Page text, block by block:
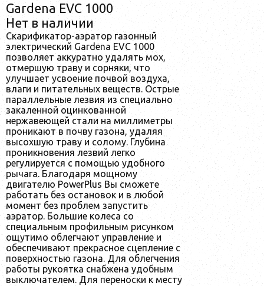
Gardena EVC 1000
Нет в наличии
Скарификатор-аэратор газонный
электрический Gardena EVC 1000
позволяет аккуратно удалять мох,
отмершую траву и сорняки, что
улучшает усвоение почвой воздуха,
влаги и питательных веществ. Острые
параллельные лезвия из специально
закаленной оцинкованной
нержавеющей стали на миллиметры
проникают в почву газона, удаляя
высохшую траву и солому. Глубина
проникновения лезвий легко
регулируется с помощью удобного
рычага. Благодаря мощному
двигателю PowerPlus Вы сможете
работать без остановок и в любой
момент без проблем запустить
аэратор. Большие колеса со
специальным профильным рисунком
ощутимо облегчают управление и
обеспечивают прекрасное сцепление с
поверхностью газона. Для облегчения
работы рукоятка снабжена удобным
выключателем. Для переноски к месту